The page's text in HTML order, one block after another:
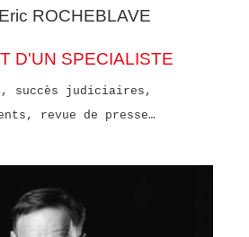
ROCHEBLAVE
D'UN SPECIALISTE
succès judiciaires,
revue de presse…